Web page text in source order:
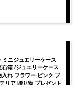
ミニジュエリーケース
箱 /ジュエリーケース
れ フラワー ピンク ブ
リア 贈り物 プレゼント